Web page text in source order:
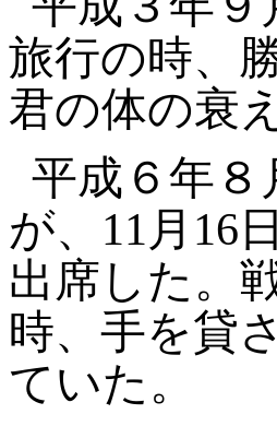
旅行の時、
君の体の衰
平成６年８
が、11月16
出席した。
時、手を貸
ていた。